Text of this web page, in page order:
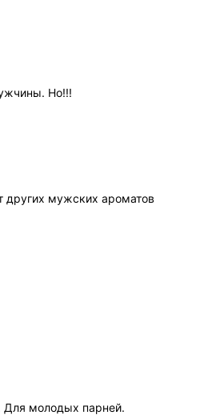
Но!!!
других мужских ароматов
Для молодых парней.